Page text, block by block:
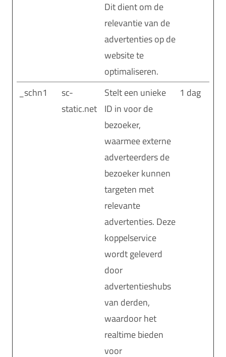
Dit dient om de
relevantie van de
advertenties op de
website te
optimaliseren.
_schn1
sc-
static.net
Stelt een unieke
ID in voor de
bezoeker,
waarmee externe
adverteerders de
bezoeker kunnen
targeten met
relevante
advertenties. Deze
koppelservice
wordt geleverd
door
advertentieshubs
van derden,
waardoor het
realtime bieden
voor
1 dag